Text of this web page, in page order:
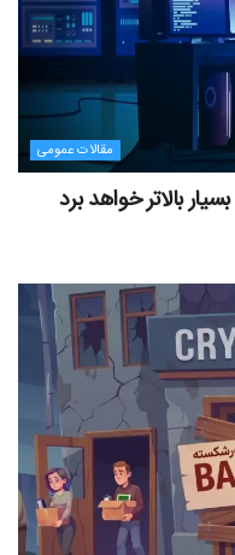
مقالات عمومی
بالاتر خواهد برد